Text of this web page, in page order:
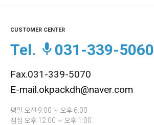
CUSTOMER CENTER
Tel. 031-339-5060
Fax.031-339-5070
E-mail.okpackdh@naver.com
평일 오전 9:00 ~ 오후 6:00
점심 오후 12:00 ~ 오후 1:00